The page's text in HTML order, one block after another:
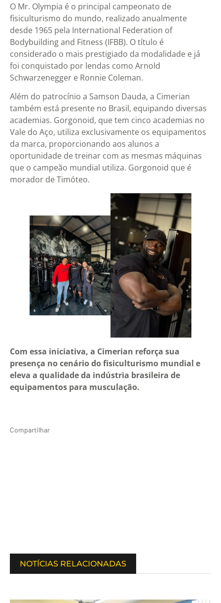
O Mr. Olympia é o principal campeonato de
fisiculturismo do mundo, realizado anualmente
desde 1965 pela International Federation of
Bodybuilding and Fitness (IFBB). O título é
considerado o mais prestigiado da modalidade e já
foi conquistado por lendas como Arnold
Schwarzenegger e Ronnie Coleman.
Além do patrocínio a Samson Dauda, a Cimerian
também está presente no Brasil, equipando diversas
academias. Gorgonoid, que tem cinco academias no
Vale do Aço, utiliza exclusivamente os equipamentos
da marca, proporcionando aos alunos a
oportunidade de treinar com as mesmas máquinas
que o campeão mundial utiliza. Gorgonoid que é
morador de Timóteo.
Com essa iniciativa, a Cimerian reforça sua
presença no cenário do fisiculturismo mundial e
eleva a qualidade da indústria brasileira de
equipamentos para musculação.
Compartilhar
NOTÍCIAS RELACIONADAS